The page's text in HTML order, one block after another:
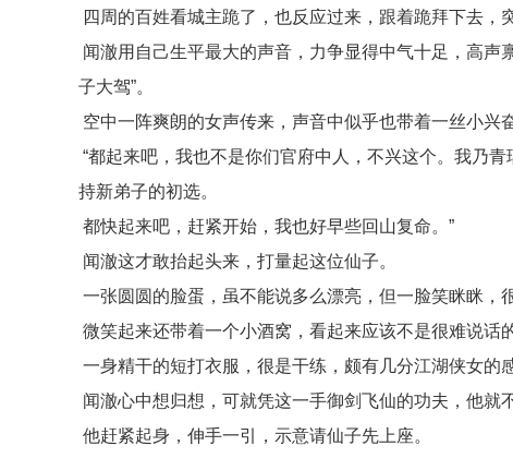
四周的百姓看城主跪了，也反应过来，跟着跪拜下去，
闻澈用自己生平最大的声音，力争显得中气十足，高声
子大驾”。
空中一阵爽朗的女声传来，声音中似乎也带着一丝小兴奋
“都起来吧，我也不是你们官府中人，不兴这个。我乃
持新弟子的初选。
都快起来吧，赶紧开始，我也好早些回山复命。”
闻澈这才敢抬起头来，打量起这位仙子。
一张圆圆的脸蛋，虽不能说多么漂亮，但一脸笑眯眯，
微笑起来还带着一个小酒窝，看起来应该不是很难说话
一身精干的短打衣服，很是干练，颇有几分江湖侠女的
闻澈心中想归想，可就凭这一手御剑飞仙的功夫，他就
他赶紧起身，伸手一引，示意请仙子先上座。